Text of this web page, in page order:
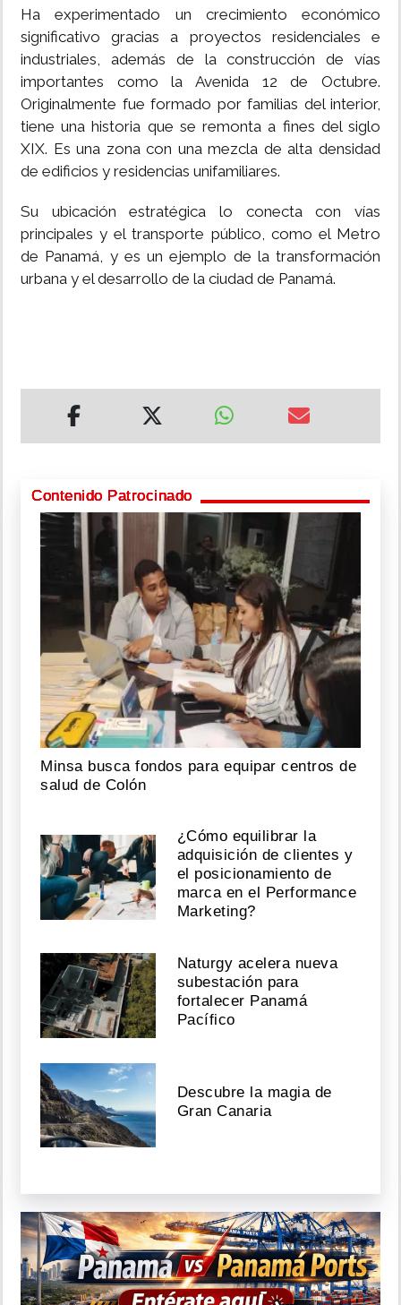
Ha experimentado un crecimiento económico
significativo gracias a proyectos residenciales e
industriales, además de la construcción de vías
importantes como la Avenida 12 de Octubre.
Originalmente fue formado por familias del interior,
tiene una historia que se remonta a fines del siglo
XIX. Es una zona con una mezcla de alta densidad
de edificios y residencias unifamiliares.
Su ubicación estratégica lo conecta con vías
principales y el transporte público, como el Metro
de Panamá, y es un ejemplo de la transformación
urbana y el desarrollo de la ciudad de Panamá.
Contenido Patrocinado
Minsa busca fondos para equipar centros de
salud de Colón
¿Cómo equilibrar la
adquisición de clientes y
el posicionamiento de
marca en el Performance
Marketing?
Naturgy acelera nueva
subestación para
fortalecer Panamá
Pacífico
Descubre la magia de
Gran Canaria